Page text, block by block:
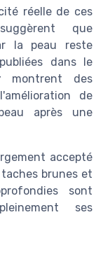
réelle de ces
que
la peau reste
dans le
montrent des
de
après une
accepté
brunes et
sont
ses